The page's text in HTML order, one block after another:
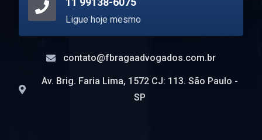
Ligue hoje mesmo
contato@fbragaadvogados.com.br
Av. Brig. Faria Lima, 1572 CJ: 113. São Paulo -
SP